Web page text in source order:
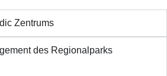
Zentrums
des Regionalparks